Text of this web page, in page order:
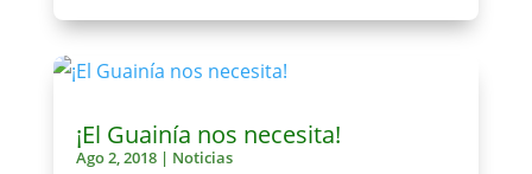
¡El Guainía nos necesita!
Ago 2, 2018| Noticias